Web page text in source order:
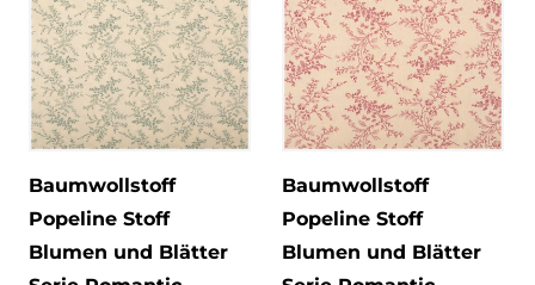
Baumwollstoff
Popeline Stoff
Blumen und Blätter
Baumwollstoff
Popeline Stoff
Blumen und Blätter